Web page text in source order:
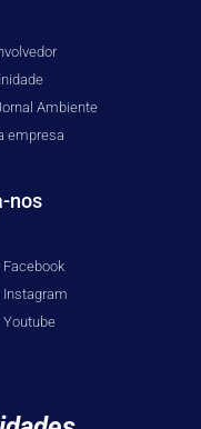
Ambiente
empresa
nos
Facebook
Instagram
Youtube